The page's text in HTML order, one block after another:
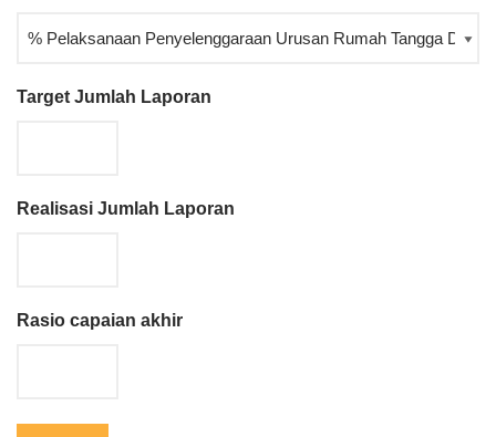
Target Jumlah Laporan
Realisasi Jumlah Laporan
Rasio capaian akhir